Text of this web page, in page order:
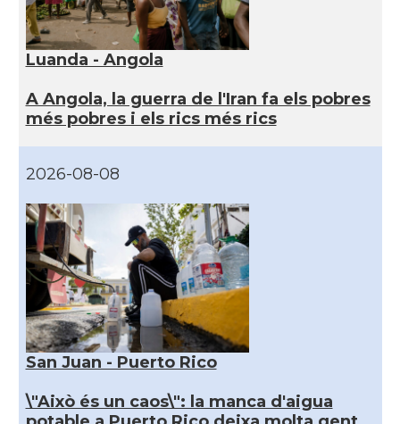
Luanda - Angola
A Angola, la guerra de l'Iran fa els pobres
més pobres i els rics més rics
2026-08-08
San Juan - Puerto Rico
\"Això és un caos\": la manca d'aigua